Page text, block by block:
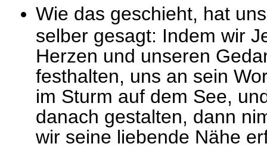
Wie das geschieht, hat
selber gesagt: Indem wir
Herzen und unseren
festhalten, uns an sein
im Sturm auf dem See,
danach gestalten, dann
wir seine liebende Nähe